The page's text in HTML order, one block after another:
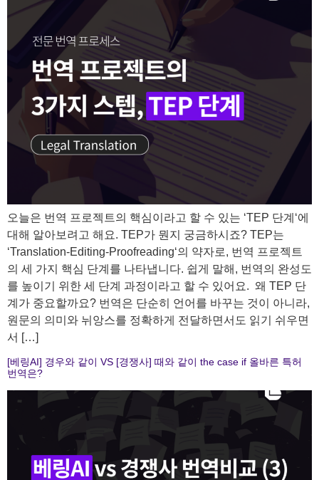
오늘은 번역 프로젝트의 핵심이라고 할 수 있는 ‘TEP 단계‘에
대해 알아보려고 해요. TEP가 뭔지 궁금하시죠? TEP는
‘Translation-Editing-Proofreading‘의 약자로, 번역 프로젝트
의 세 가지 핵심 단계를 나타냅니다. 쉽게 말해, 번역의 완성도
를 높이기 위한 세 단계 과정이라고 할 수 있어요. ​ 왜 TEP 단
계가 중요할까요? 번역은 단순히 언어를 바꾸는 것이 아니라,
원문의 의미와 뉘앙스를 정확하게 전달하면서도 읽기 쉬우면
서 […]
[베링AI] 경우와 같이 VS [경쟁사] 때와 같이 the case if 올바른 특허
번역은?